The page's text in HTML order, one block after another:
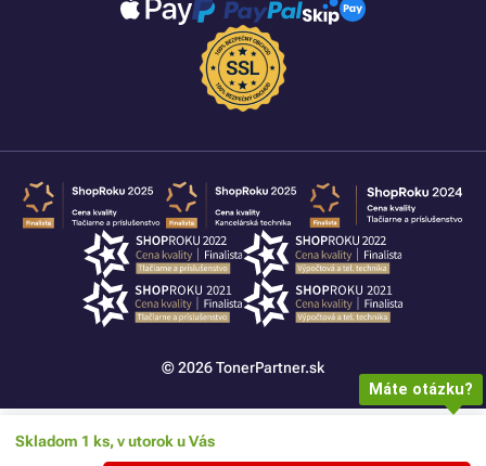
Skladom 1 ks, v utorok u Vás
© 2026 TonerPartner.sk
Máte otázku?